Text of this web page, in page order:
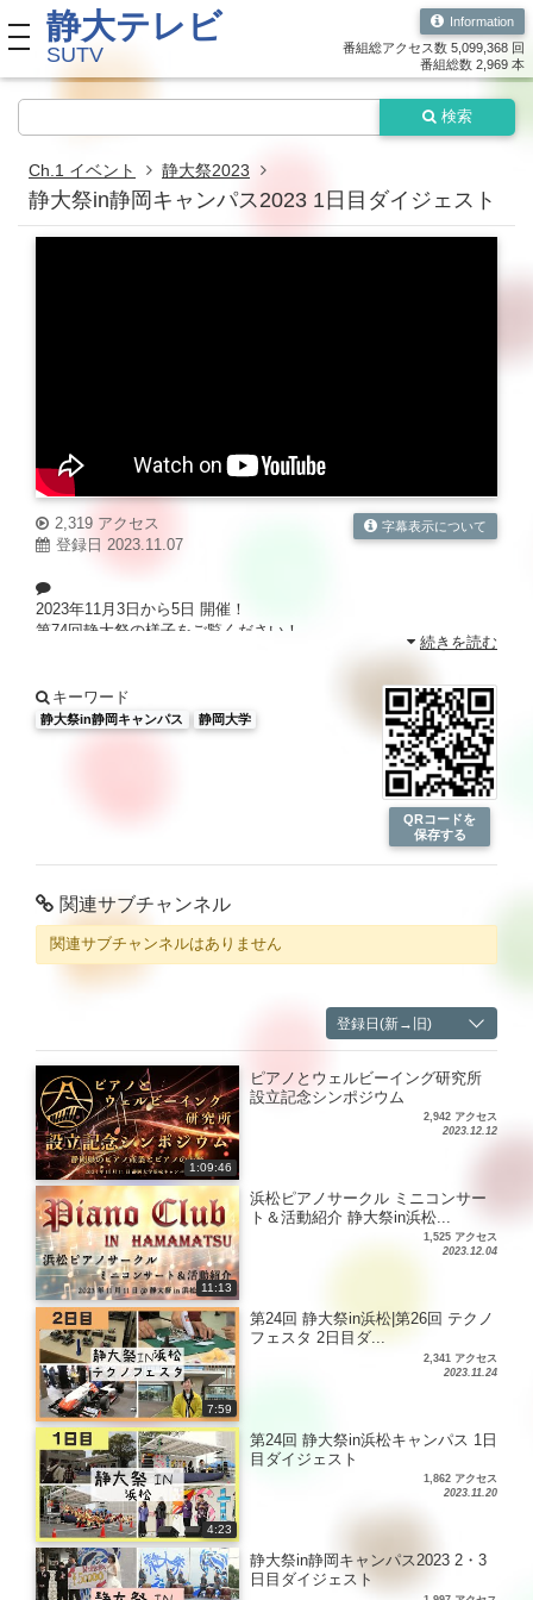
toggle navigation
静大テレビ
SUTV
Information
番組総アクセス数 5,099,368 回
番組総数 2,969 本
検索
Ch.1 イベント 静大祭2023
静大祭in静岡キャンパス2023 1日目ダイジェスト
2,319 アクセス
登録日 2023.11.07
字幕表示について
2023年11月3日から5日 開催！
第74回静大祭の様子をご覧ください！
続きを読む
キーワード
静大祭in静岡キャンパス 静岡大学
QRコードを
保存する
関連サブチャンネル
関連サブチャンネルはありません
登録日(新→旧)
1:09:46
ピアノとウェルビーイング研究所
設立記念シンポジウム
2,942 アクセス
2023.12.12
11:13
浜松ピアノサークル ミニコンサー
ト＆活動紹介 静大祭in浜松...
1,525 アクセス
2023.12.04
7:59
第24回 静大祭in浜松|第26回 テクノ
フェスタ 2日目ダ...
2,341 アクセス
2023.11.24
4:23
第24回 静大祭in浜松キャンパス 1日
目ダイジェスト
1,862 アクセス
2023.11.20
静大祭in静岡キャンパス2023 2・3
日目ダイジェスト